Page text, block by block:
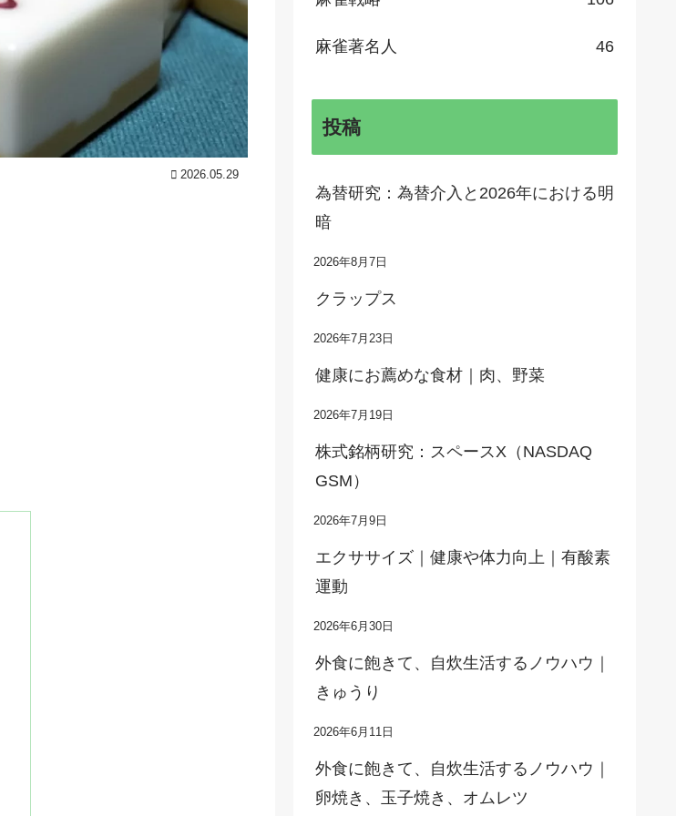
2026.05.29
麻雀著名人 46
投稿
為替研究：為替介入と2026年における明
暗
2026年8月7日
クラップス
2026年7月23日
健康にお薦めな食材｜肉、野菜
2026年7月19日
株式銘柄研究：スペースX（NASDAQ
GSM）
2026年7月9日
エクササイズ｜健康や体力向上｜有酸素
運動
2026年6月30日
外食に飽きて、自炊生活するノウハウ｜
きゅうり
2026年6月11日
外食に飽きて、自炊生活するノウハウ｜
卵焼き、玉子焼き、オムレツ